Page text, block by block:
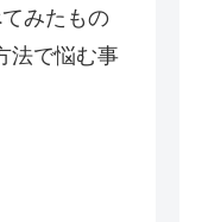
みたもの
法で悩む事